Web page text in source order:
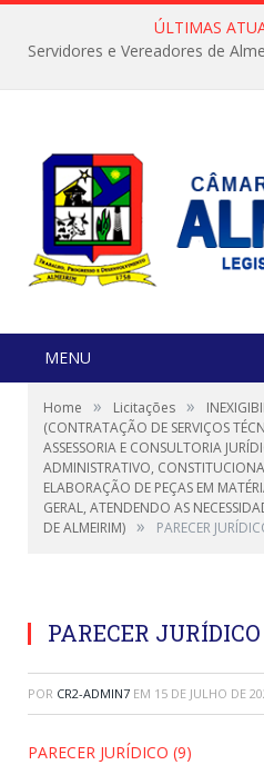
ÚLTIMAS
MENU
Home » Licitações »
(CONTRATAÇÃO DE SERVIÇOS
ASSESSORIA E CONSULTORIA
ADMINISTRATIVO,
ELABORAÇÃO DE PEÇAS EM
GERAL, ATENDENDO AS
DE ALMEIRIM) » PARECER
PARECER
POR CR2-ADMIN7 EM 15 DE JULHO DE
PARECER JURÍDICO (9)